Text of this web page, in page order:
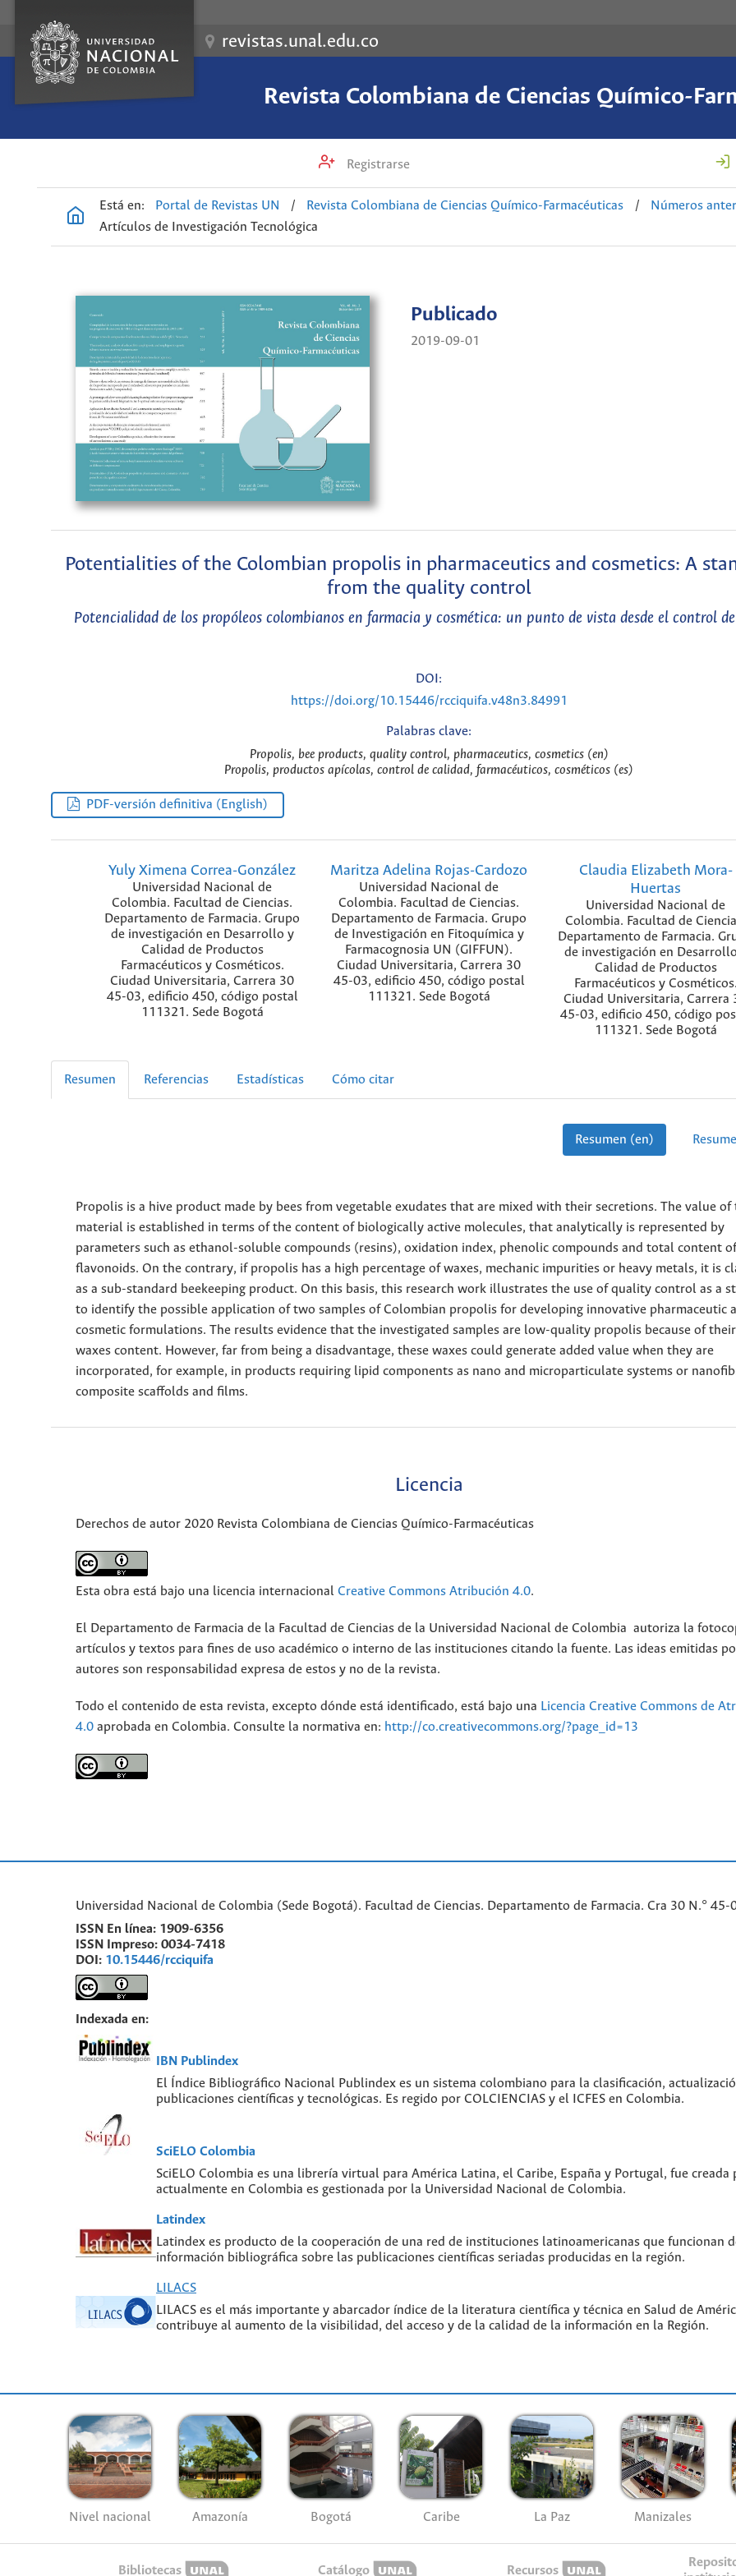
revistas.unal.edu.co
Revista Colombiana de Ciencias Químico-
Registrarse
Está en: Portal de Revistas UN / Revista Colombiana de Ciencias Químico-Farmacéuticas / Números
Artículos de Investigación Tecnológica
Publicado
2019-09-01
Potentialities of the Colombian propolis in pharmaceutics and cosmetics: A
from the quality control
Potencialidad de los propóleos colombianos en farmacia y cosmética: un punto de vista desde el control
DOI:
https://doi.org/10.15446/rcciquifa.v48n3.84991
Palabras clave:
Propolis, bee products, quality control, pharmaceutics, cosmetics (en)
Propolis, productos apícolas, control de calidad, farmacéuticos, cosméticos (es)
PDF-versión definitiva (English)
Yuly Ximena Correa-González
Universidad Nacional de
Colombia. Facultad de Ciencias.
Departamento de Farmacia. Grupo
de investigación en Desarrollo y
Calidad de Productos
Farmacéuticos y Cosméticos.
Ciudad Universitaria, Carrera 30
45-03, edificio 450, código postal
111321. Sede Bogotá
Maritza Adelina Rojas-Cardozo
Universidad Nacional de
Colombia. Facultad de Ciencias.
Departamento de Farmacia. Grupo
de Investigación en Fitoquímica y
Farmacognosia UN (GIFFUN).
Ciudad Universitaria, Carrera 30
45-03, edificio 450, código postal
111321. Sede Bogotá
Claudia Elizabeth Mora-
Huertas
Universidad Nacional de
Colombia. Facultad de
Departamento de Farmacia.
de investigación en
Calidad de Productos
Farmacéuticos y Cosméticos.
Ciudad Universitaria, Carrera
45-03, edificio 450, código
111321. Sede Bogotá
Resumen Referencias Estadísticas Cómo citar
Resumen (en)
Propolis is a hive product made by bees from vegetable exudates that are mixed with their secretions. The value of
material is established in terms of the content of biologically active molecules, that analytically is represented by
parameters such as ethanol-soluble compounds (resins), oxidation index, phenolic compounds and total content of
flavonoids. On the contrary, if propolis has a high percentage of waxes, mechanic impurities or heavy metals, it is
as a sub-standard beekeeping product. On this basis, this research work illustrates the use of quality control as a
to identify the possible application of two samples of Colombian propolis for developing innovative pharmaceutic
cosmetic formulations. The results evidence that the investigated samples are low-quality propolis because of
waxes content. However, far from being a disadvantage, these waxes could generate added value when they are
incorporated, for example, in products requiring lipid components as nano and microparticulate systems or
composite scaffolds and films.
Licencia
Derechos de autor 2020 Revista Colombiana de Ciencias Químico-Farmacéuticas
Esta obra está bajo una licencia internacional Creative Commons Atribución 4.0.
El Departamento de Farmacia de la Facultad de Ciencias de la Universidad Nacional de Colombia autoriza la
artículos y textos para fines de uso académico o interno de las instituciones citando la fuente. Las ideas emitidas
autores son responsabilidad expresa de estos y no de la revista.
Todo el contenido de esta revista, excepto dónde está identificado, está bajo una Licencia Creative Commons de
4.0 aprobada en Colombia. Consulte la normativa en: http://co.creativecommons.org/?page_id=13
Universidad Nacional de Colombia (Sede Bogotá). Facultad de Ciencias. Departamento de Farmacia. Cra 30 N.°
ISSN En línea: 1909-6356
ISSN Impreso: 0034-7418
DOI: 10.15446/rcciquifa
Indexada en:
IBN Publindex
El Índice Bibliográfico Nacional Publindex es un sistema colombiano para la clasificación,
publicaciones científicas y tecnológicas. Es regido por COLCIENCIAS y el ICFES en Colombia.
SciELO Colombia
SciELO Colombia es una librería virtual para América Latina, el Caribe, España y Portugal, fue creada
actualmente en Colombia es gestionada por la Universidad Nacional de Colombia.
Latindex
Latindex es producto de la cooperación de una red de instituciones latinoamericanas que funcionan
información bibliográfica sobre las publicaciones científicas seriadas producidas en la región.
LILACS
LILACS es el más importante y abarcador índice de la literatura científica y técnica en Salud de
contribuye al aumento de la visibilidad, del acceso y de la calidad de la información en la Región.
Nivel nacional Amazonía Bogotá Caribe La Paz Manizales
Bibliotecas Catálogo Recursos